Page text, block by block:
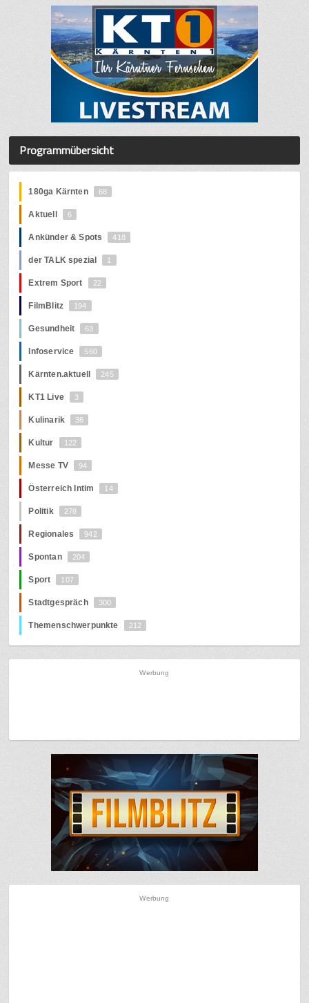
Programmübersicht
180ga Kärnten 68
Aktuell 6
Ankünder & Spots 418
der TALK spezial 1
Extrem Sport 22
FilmBlitz 194
Gesundheit 63
Infoservice 560
Kärnten.aktuell 245
KT1 Live 3
Kulinarik 36
Kultur 122
Messe TV 94
Österreich Intim 14
Politik 278
Regionales 942
Spontan 204
Sport 107
Stadtgespräch 300
Themenschwerpunkte 212
Werbung
Werbung